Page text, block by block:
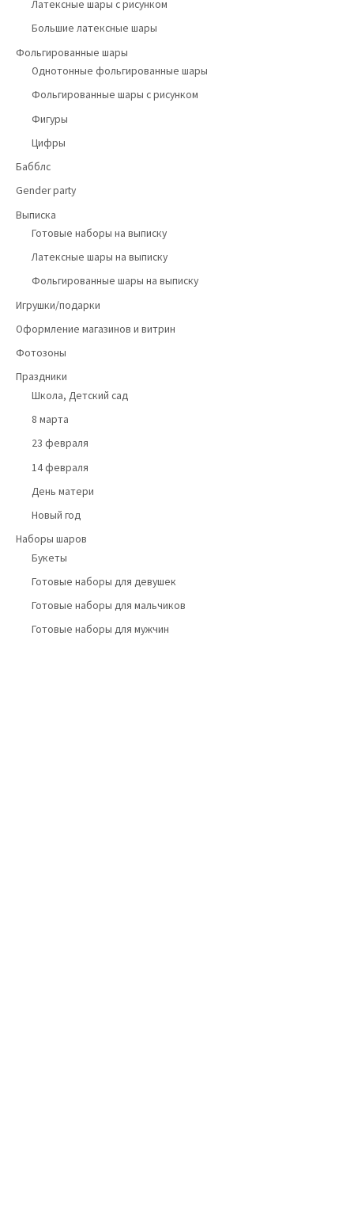
Латексные шары с рисунком
Большие латексные шары
Фольгированные шары
Однотонные фольгированные шары
Фольгированные шары с рисунком
Фигуры
Цифры
Бабблс
Gender party
Выписка
Готовые наборы на выписку
Латексные шары на выписку
Фольгированные шары на выписку
Игрушки/подарки
Оформление магазинов и витрин
Фотозоны
Праздники
Школа, Детский сад
8 марта
23 февраля
14 февраля
День матери
Новый год
Наборы шаров
Букеты
Готовые наборы для девушек
Готовые наборы для мальчиков
Готовые наборы для мужчин